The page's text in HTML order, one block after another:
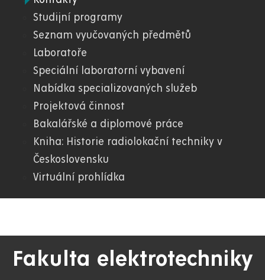
04.
FEI
Studijní programy
Seznam vyučovaných předmětů
Laboratoře
Speciální laboratorní vybavení
Nabídka specializovaných služeb
Projektová činnost
Bakalářské a diplomové práce
Kniha: Historie radiolokační techniky v
Československu
Virtuální prohlídka
Fakulta elektrotechniky